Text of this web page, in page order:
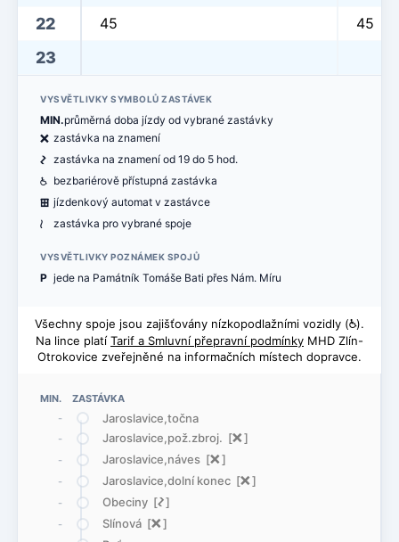
MIN. ZASTÁVKA
-
Jaroslavice,točna
- Jaroslavice,pož.zbroj. [ë]
- Jaroslavice,náves [ë]
- Jaroslavice,dolní konec [ë]
- Obeciny [ó]
- Slínová [ë]
22 45 45
23
VYSVĚTLIVKY SYMBOLŮ ZASTÁVEK
MIN.průměrná doba jízdy od vybrané zastávky
ë zastávka na znamení
ó zastávka na znamení od 19 do 5 hod.
@ bezbariérově přístupná zastávka
æ jízdenkový automat v zastávce
< zastávka pro vybrané spoje
VYSVĚTLIVKY POZNÁMEK SPOJŮ
P jede na Památník Tomáše Bati přes Nám. Míru
Všechny spoje jsou zajišťovány nízkopodlažními vozidly (@).
Na lince platí Tarif a Smluvní přepravní podmínky MHD Zlín-
Otrokovice zveřejněné na informačních místech dopravce.